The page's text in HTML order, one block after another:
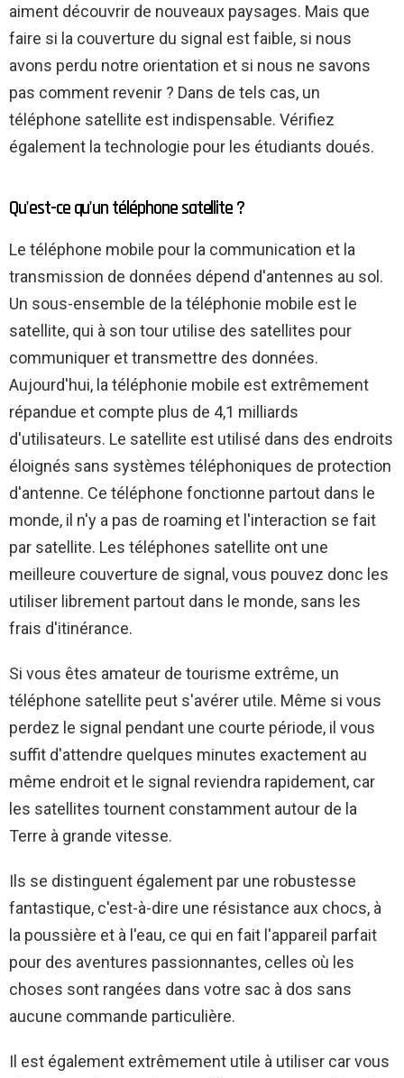
aiment découvrir de nouveaux paysages. Mais que
faire si la couverture du signal est faible, si nous
avons perdu notre orientation et si nous ne savons
pas comment revenir ? Dans de tels cas, un
téléphone satellite est indispensable. Vérifiez
également la technologie pour les étudiants doués.
Qu'est-ce qu'un téléphone satellite ?
Le téléphone mobile pour la communication et la
transmission de données dépend d'antennes au sol.
Un sous-ensemble de la téléphonie mobile est le
satellite, qui à son tour utilise des satellites pour
communiquer et transmettre des données.
Aujourd'hui, la téléphonie mobile est extrêmement
répandue et compte plus de 4,1 milliards
d'utilisateurs. Le satellite est utilisé dans des endroits
éloignés sans systèmes téléphoniques de protection
d'antenne. Ce téléphone fonctionne partout dans le
monde, il n'y a pas de roaming et l'interaction se fait
par satellite. Les téléphones satellite ont une
meilleure couverture de signal, vous pouvez donc les
utiliser librement partout dans le monde, sans les
frais d'itinérance.
Si vous êtes amateur de tourisme extrême, un
téléphone satellite peut s'avérer utile. Même si vous
perdez le signal pendant une courte période, il vous
suffit d'attendre quelques minutes exactement au
même endroit et le signal reviendra rapidement, car
les satellites tournent constamment autour de la
Terre à grande vitesse.
Ils se distinguent également par une robustesse
fantastique, c'est-à-dire une résistance aux chocs, à
la poussière et à l'eau, ce qui en fait l'appareil parfait
pour des aventures passionnantes, celles où les
choses sont rangées dans votre sac à dos sans
aucune commande particulière.
Il est également extrêmement utile à utiliser car vous